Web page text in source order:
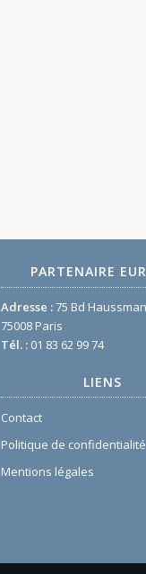
PARTENAIRE
Adresse :75 Bd
75008 Paris
Tél. : 01 83 62 99 74
LIENS
Contact
Politique de confidentialité
Mentions légales